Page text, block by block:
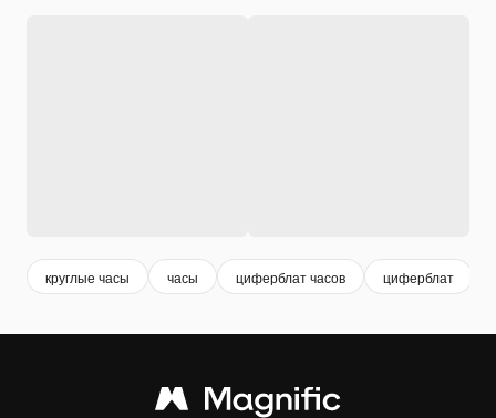
круглые часы часы циферблат часов циферблат